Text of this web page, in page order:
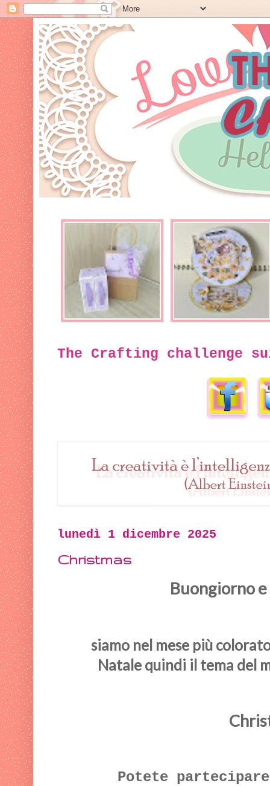
The Crafting challenge sui
lunedì 1 dicembre 2025
Christmas
Buongiorno
siamo nel mese più
Natale quindi il tema del
Potete